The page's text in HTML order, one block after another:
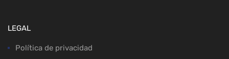
LEGAL
Política de privacidad